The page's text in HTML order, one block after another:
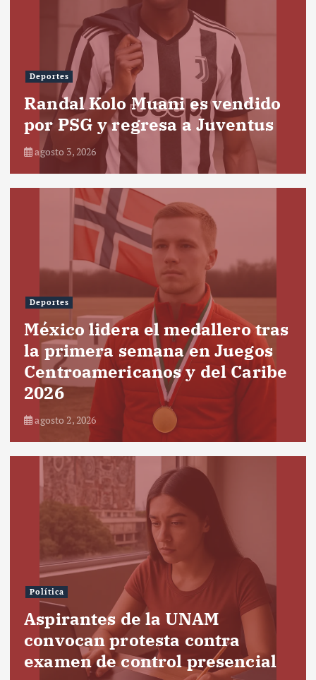
Deportes
Randal Kolo Muani es vendido
por PSG y regresa a Juventus
agosto 3, 2026
Deportes
México lidera el medallero tras
la primera semana en Juegos
Centroamericanos y del Caribe
2026
agosto 2, 2026
Política
Aspirantes de la UNAM
convocan protesta contra
examen de control presencial